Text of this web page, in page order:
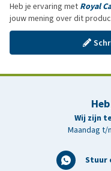
Heb je ervaring met Royal
jouw mening over dit
Wij zijn
Maandag t/
Stuur